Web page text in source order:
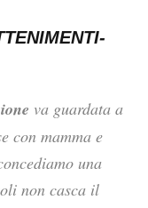
va guardata a
con mamma e
una
non casca il